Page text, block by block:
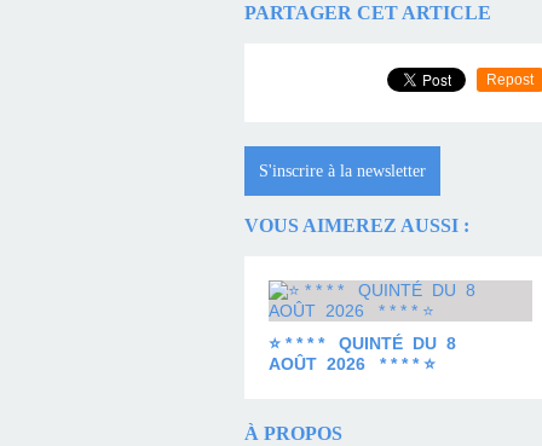
PARTAGER CET ARTICLE
Repost
S'inscrire à la newsletter
VOUS AIMEREZ AUSSI :
⭐ * * * * QUINTÉ DU 8
AOÛT 2026 * * * * ⭐
À PROPOS